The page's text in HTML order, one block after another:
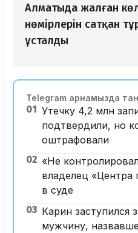
Алматыда жалған
нөмірлерін сатқан
ұсталды
Telegram арнамызда
01 Утечку 4,2 млн
подтвердили, но
оштрафовали
02 «Не
владелец «Центра
в суде
03 Карин заступился
мужчину,